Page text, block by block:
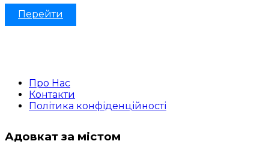
Перейти
Про Нас
Контакти
Політика конфіденційності
Адовкат за містом